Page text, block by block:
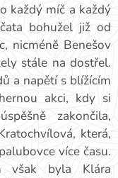
každý míč a každý
bohužel již od
nicméně Benešov
stále na dostřel.
a napětí s blížícím
akci, kdy si
zakončila,
která,
více času.
však byla Klára